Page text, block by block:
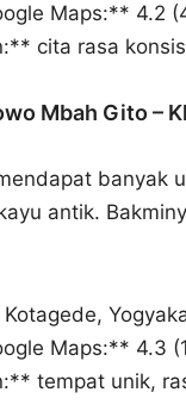
Maps:** 4.2
cita rasa
Mbah Gito –
banyak
antik.
Maps:** 4.3
tempat unik,